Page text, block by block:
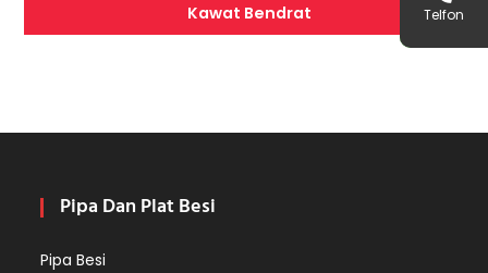
Kawat Bendrat
Pipa Dan Plat Besi
Pipa Besi
Telfon